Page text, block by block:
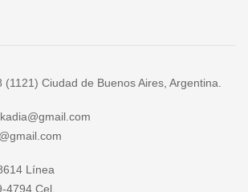
(1121) Ciudad de Buenos Aires, Argentina.
Línea
4794 Cel.